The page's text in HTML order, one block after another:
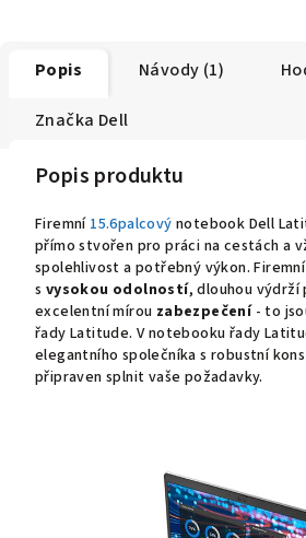
Popis Návody (1)
Značka Dell
Popis produktu
Firemní 15.6palcový notebook Dell
přímo stvořen pro práci na cestách a
spolehlivost a potřebný výkon.
s vysokou odolností, dlouhou výdrží
excelentní mírou zabezpečení - to
řady Latitude. V notebooku řady
elegantního společníka s robustní
připraven splnit vaše požadavky.